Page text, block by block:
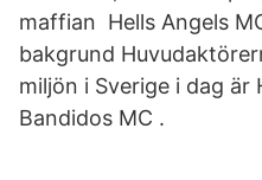
maffian​ Hells Angels
bakgrund
miljön i Sverige i dag är
Bandidos MC .